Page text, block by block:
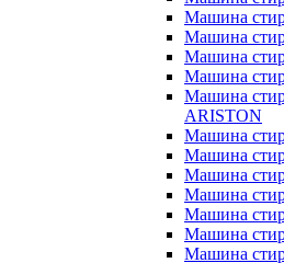
Машина
Машина
Машина
Машина
Машина
ARISTON
Машина
Машина
Машина
Машина
Машина
Машина
Машина